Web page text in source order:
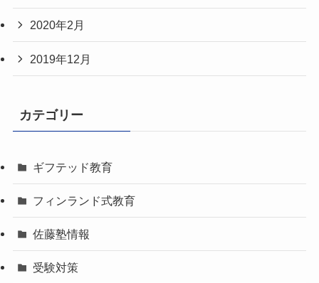
2020年2月
2019年12月
カテゴリー
ギフテッド教育
フィンランド式教育
佐藤塾情報
受験対策